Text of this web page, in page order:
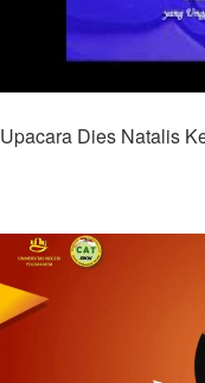
Upacara Dies Natalis